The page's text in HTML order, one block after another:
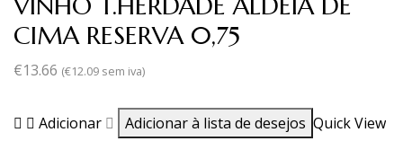
CIMA RESERVA 0,75
€13.66 (€12.09 sem iva)
Adicionar Adicionar à lista de desejos Quick View